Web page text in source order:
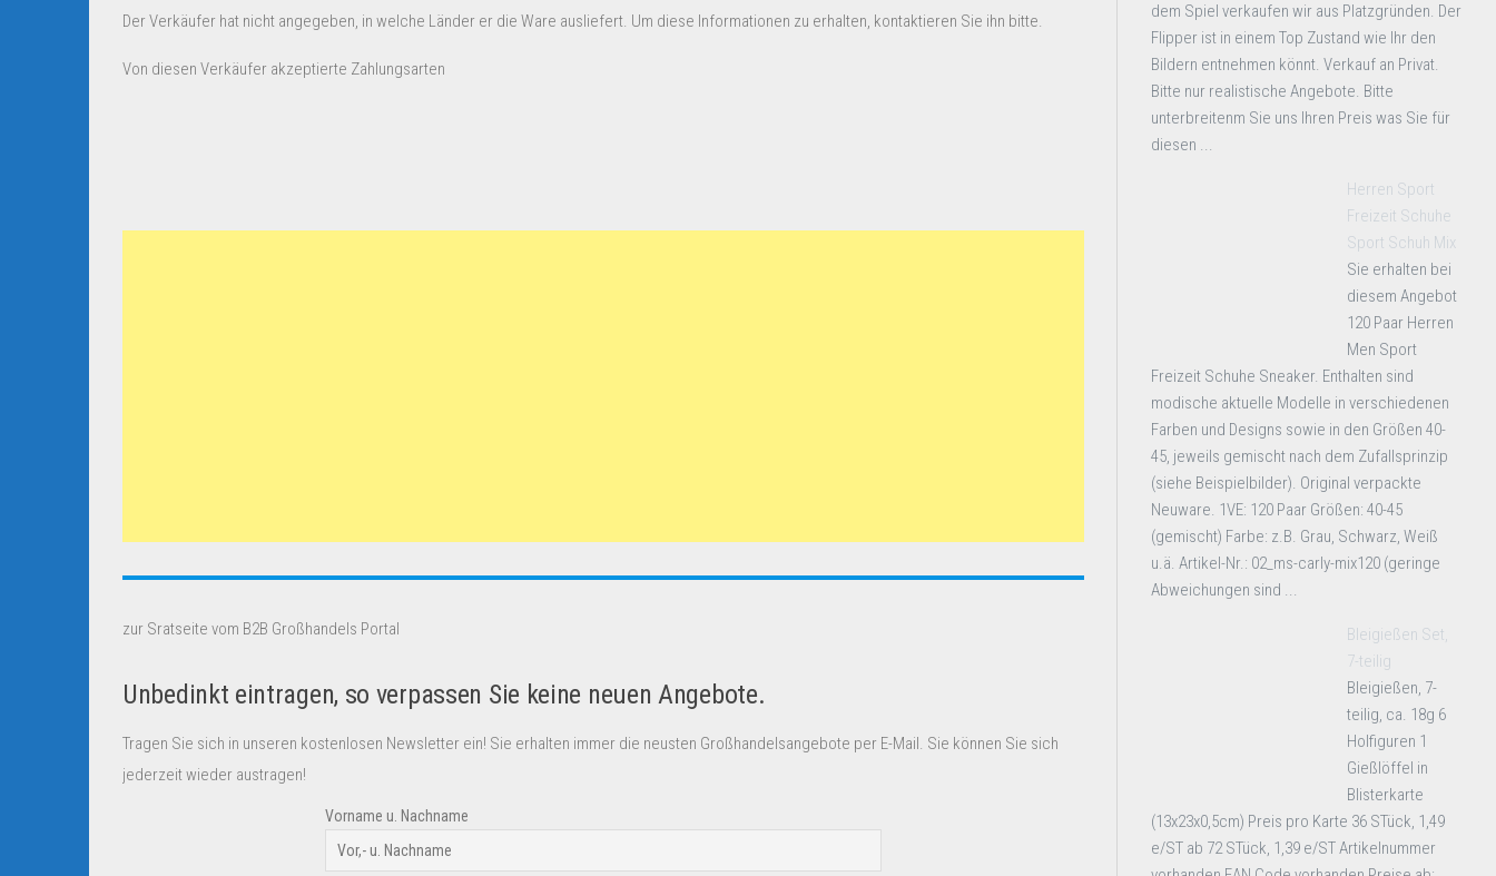
Der Verkäufer hat nicht angegeben, in welche Länder er die Ware ausliefert. Um diese Informationen zu erhalten, kontaktieren Sie ihn bitte.
Von diesen Verkäufer akzeptierte Zahlungsarten
zur Sratseite vom B2B Großhandels Portal
Unbedinkt eintragen, so verpassen Sie keine neuen Angebote.
Tragen Sie sich in unseren kostenlosen Newsletter ein! Sie erhalten immer die neusten Großhandelsangebote per E-Mail. Sie können Sie sich
jederzeit wieder austragen!
Vorname u. Nachname
dem Spiel verkaufen wir aus Platzgründen. Der
Flipper ist in einem Top Zustand wie Ihr den
Bildern entnehmen könnt. Verkauf an Privat.
Bitte nur realistische Angebote. Bitte
unterbreitenm Sie uns Ihren Preis was Sie für
diesen ...
Herren Sport
Freizeit Schuhe
Sport Schuh Mix
Sie erhalten bei
diesem Angebot
120 Paar Herren
Men Sport
Freizeit Schuhe Sneaker. Enthalten sind
modische aktuelle Modelle in verschiedenen
Farben und Designs sowie in den Größen 40-
45, jeweils gemischt nach dem Zufallsprinzip
(siehe Beispielbilder). Original verpackte
Neuware. 1VE: 120 Paar Größen: 40-45
(gemischt) Farbe: z.B. Grau, Schwarz, Weiß
u.ä. Artikel-Nr.: 02_ms-carly-mix120 (geringe
Abweichungen sind ...
Bleigießen Set,
7-teilig
Bleigießen, 7-
teilig, ca. 18g 6
Holfiguren 1
Gießlöffel in
Blisterkarte
(13x23x0,5cm) Preis pro Karte 36 STück, 1,49
e/ST ab 72 STück, 1,39 e/ST Artikelnummer